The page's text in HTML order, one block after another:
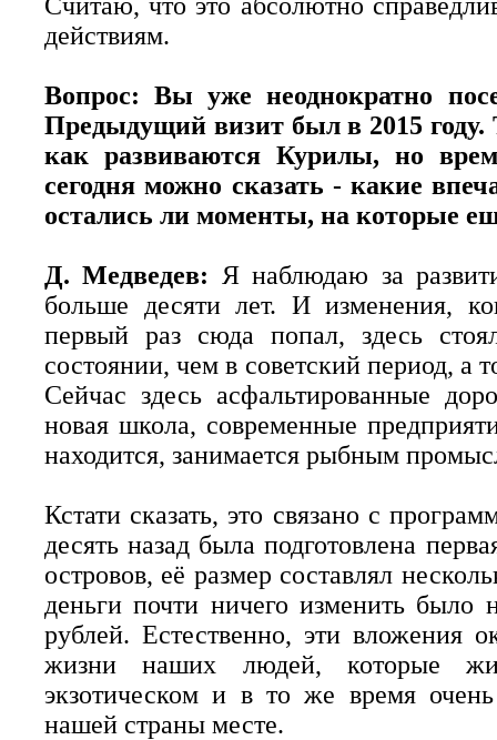
действиям.
Вопрос: Вы уже неоднократно
Предыдущий визит был в 2015
как развиваются Курилы, но
сегодня можно сказать - какие
остались ли моменты, на которые
Д. Медведев: Я наблюдаю за
больше десяти лет. И изменения,
первый раз сюда попал, здесь
состоянии, чем в советский период, а
Сейчас здесь асфальтированные
новая школа, современные
находится, занимается рыбным
Кстати сказать, это связано с
десять назад была подготовлена
островов, её размер составлял
деньги почти ничего изменить
рублей. Естественно, эти вложения
жизни наших людей, которые
экзотическом и в то же время
нашей страны месте.